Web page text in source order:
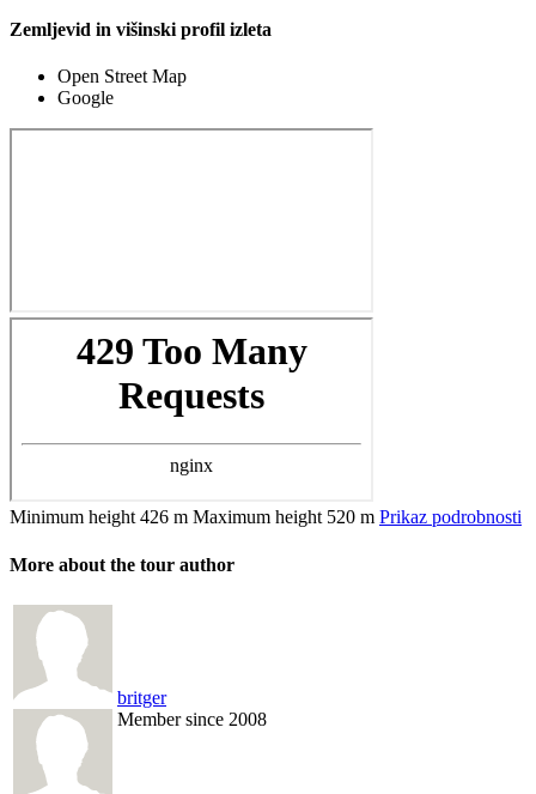
Zemljevid in višinski profil izleta
Open Street Map
Google
Minimum height 426 m Maximum height 520 m Prikaz podrobnosti
More about the tour author
britger
Member since 2008